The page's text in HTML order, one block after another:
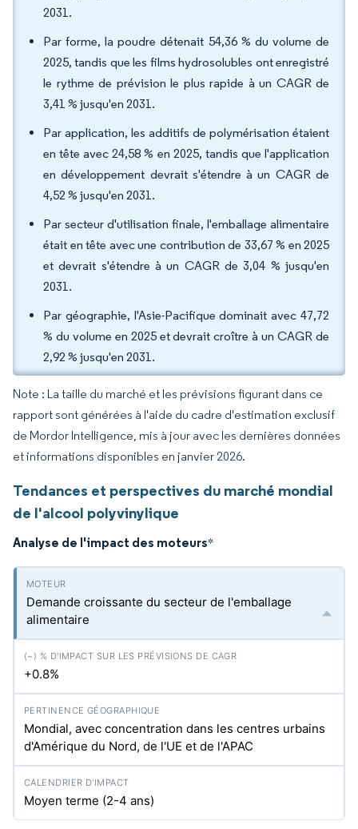
2031.
Par forme, la poudre détenait 54,36 % du volume de
2025, tandis que les films hydrosolubles ont enregistré
le rythme de prévision le plus rapide à un CAGR de
3,41 % jusqu'en 2031.
Par application, les additifs de polymérisation étaient
en tête avec 24,58 % en 2025, tandis que l'application
en développement devrait s'étendre à un CAGR de
4,52 % jusqu'en 2031.
Par secteur d'utilisation finale, l'emballage alimentaire
était en tête avec une contribution de 33,67 % en 2025
et devrait s'étendre à un CAGR de 3,04 % jusqu'en
2031.
Par géographie, l'Asie-Pacifique dominait avec 47,72
% du volume en 2025 et devrait croître à un CAGR de
2,92 % jusqu'en 2031.
Note : La taille du marché et les prévisions figurant dans ce
rapport sont générées à l'aide du cadre d'estimation exclusif
de Mordor Intelligence, mis à jour avec les dernières données
et informations disponibles en janvier 2026.
Tendances et perspectives du marché mondial
de l'alcool polyvinylique
Analyse de l'impact des moteurs*
Demande croissante du secteur de l'emballage
alimentaire
+0.8%
Mondial, avec concentration dans les centres urbains
d'Amérique du Nord, de l'UE et de l'APAC
Moyen terme (2-4 ans)